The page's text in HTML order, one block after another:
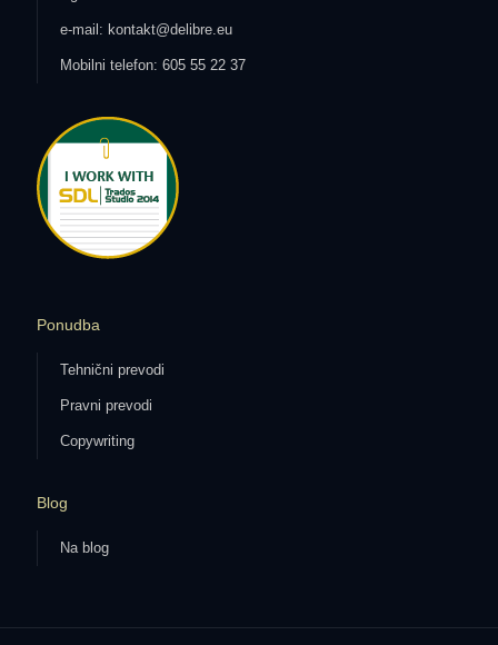
e-mail: kontakt@delibre.eu
Mobilni telefon: 605 55 22 37
Ponudba
Tehnični prevodi
Pravni prevodi
Copywriting
Blog
Na blog